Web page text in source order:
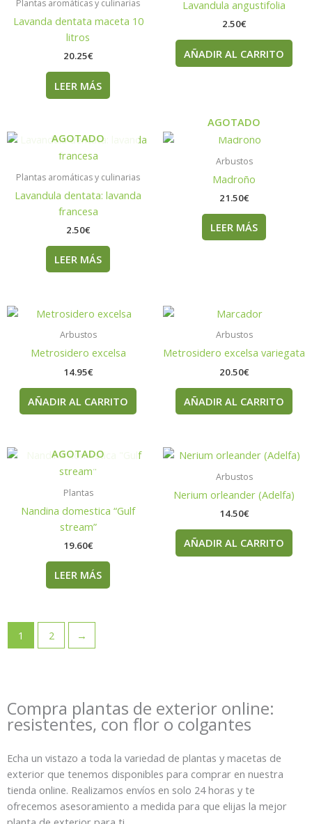
Plantas aromáticas y culinarias
Lavanda dentata maceta 10
litros
20.25€
LEER MÁS
Lavandula angustifolia
2.50€
AÑADIR AL CARRITO
AGOTADO
Plantas aromáticas y culinarias
Lavandula dentata: lavanda
francesa
2.50€
LEER MÁS
AGOTADO
Arbustos
Madroño
21.50€
LEER MÁS
Arbustos
Metrosidero excelsa
14.95€
AÑADIR AL CARRITO
Arbustos
Metrosidero excelsa variegata
20.50€
AÑADIR AL CARRITO
AGOTADO
Plantas
Nandina domestica “Gulf
stream”
19.60€
LEER MÁS
Arbustos
Nerium orleander (Adelfa)
14.50€
AÑADIR AL CARRITO
1 2 →
Compra plantas de exterior online:
resistentes, con flor o colgantes
Echa un vistazo a toda la variedad de plantas y macetas de
exterior que tenemos disponibles para comprar en nuestra
tienda online. Realizamos envíos en solo 24 horas y te
ofrecemos asesoramiento a medida para que elijas la mejor